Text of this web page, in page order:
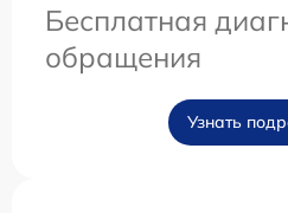
Бесплатная
обращения
Узнать